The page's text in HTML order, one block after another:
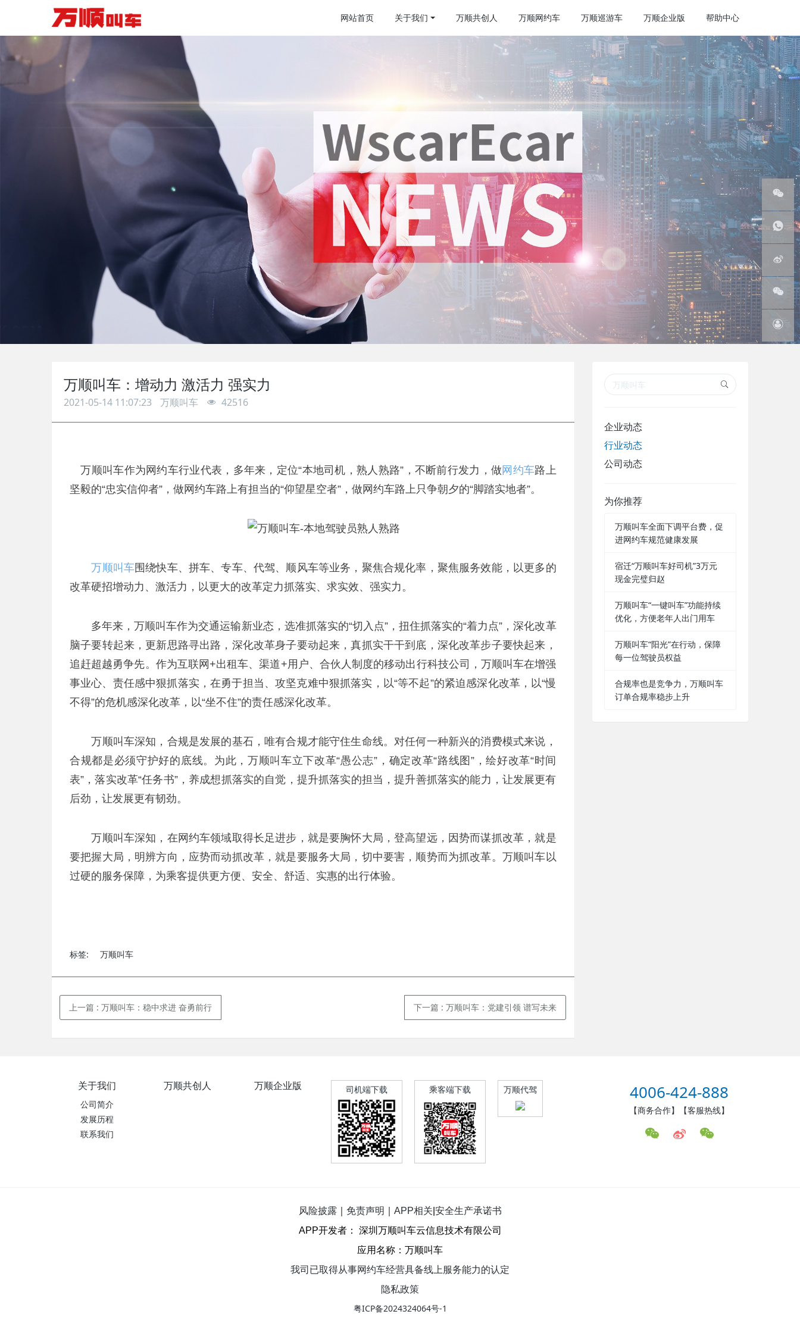
网站首页 关于我们 万顺共创人 万顺网约车 万顺巡游车 万顺企业版 帮助中心
万顺叫车：增动力 激活力 强实力
2021-05-14 11:07:23 万顺叫车 42516
万顺叫车作为网约车行业代表，多年来，定位“本地司机，熟人熟路”，不断前行发力，做 网约车路上
坚毅的“忠实信仰者”，做网约车路上有担当的“仰望星空者”，做网约车路上只争朝夕的“脚踏实地者”。
万顺叫车围绕快车、拼车、专车、代驾、顺风车等业务，聚焦合规化率，聚焦服务效能，以更多的
改革硬招增动力、激活力，以更大的改革定力抓落实、求实效、强实力。
多年来，万顺叫车作为交通运输新业态，选准抓落实的“切入点”，扭住抓落实的“着力点”，深化改革
脑子要转起来，更新思路寻出路，深化改革身子要动起来，真抓实干干到底，深化改革步子要快起来，
追赶超越勇争先。作为互联网+出租车、渠道+用户、合伙人制度的移动出行科技公司，万顺叫车在增强
事业心、责任感中狠抓落实，在勇于担当、攻坚克难中狠抓落实，以“等不起”的紧迫感深化改革，以“慢
不得”的危机感深化改革，以“坐不住”的责任感深化改革。
万顺叫车深知，合规是发展的基石，唯有合规才能守住生命线。对任何一种新兴的消费模式来说，
合规都是必须守护好的底线。为此，万顺叫车立下改革“愚公志”，确定改革“路线图”，绘好改革“时间
表”，落实改革“任务书”，养成想抓落实的自觉，提升抓落实的担当，提升善抓落实的能力，让发展更有
后劲，让发展更有韧劲。
万顺叫车深知，在网约车领域取得长足进步，就是要胸怀大局，登高望远，因势而谋抓改革，就是
要把握大局，明辨方向，应势而动抓改革，就是要服务大局，切中要害，顺势而为抓改革。万顺叫车以
过硬的服务保障，为乘客提供更方便、安全、舒适、实惠的出行体验。
标签: 万顺叫车
上一篇 : 万顺叫车：稳中求进 奋勇前行 下一篇 : 万顺叫车：党建引领 谱写未来
企业动态
行业动态
公司动态
为你推荐
万顺叫车全面下调平台费，促
进网约车规范健康发展
宿迁“万顺叫车好司机”3万元
现金完璧归赵
万顺叫车“一键叫车”功能持续
优化，方便老年人出门用车
万顺叫车“阳光”在行动，保障
每一位驾驶员权益
合规率也是竞争力，万顺叫车
订单合规率稳步上升
关于我们
公司简介
发展历程
联系我们
万顺共创人 万顺企业版 司机端下载 乘客端下载 万顺代驾 4006-424-888
【商务合作】【客服热线】
风险披露 免责声明 APP相关 安全生产承诺书
APP开发者： 深圳万顺叫车云信息技术有限公司
应用名称：万顺叫车
我司已取得从事网约车经营具备线上服务能力的认定
隐私政策
粤ICP备2024324064号-1
微信服
务号
客服热
线
腾讯微
博
微信订